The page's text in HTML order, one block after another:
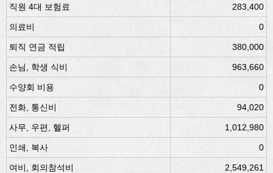
직원 4대 보험료 283,400
의료비 0
퇴직 연금 적립 380,000
손님, 학생 식비 963,660
수양회 비용 0
전화, 통신비 94,020
사무, 우편, 헬퍼 1,012,980
인쇄, 복사 0
여비, 회의참석비 2,549,261